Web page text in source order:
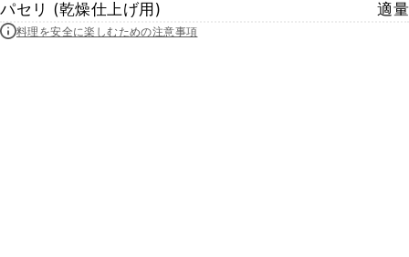
パセリ (乾燥仕上げ用)
適量
料理を安全に楽しむための注意事項